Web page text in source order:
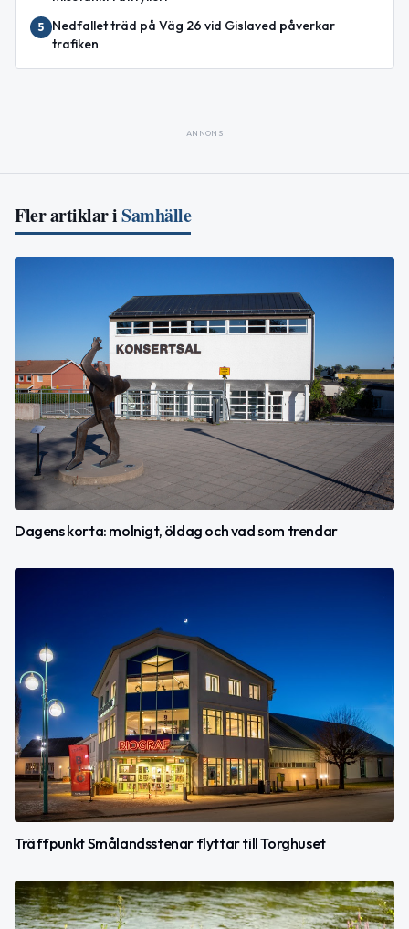
5
Nedfallet träd på Väg 26 vid Gislaved påverkar
trafiken
ANNONS
Fler artiklar iSamhälle
Dagens korta: molnigt, öldag och vad som trendar
Träffpunkt Smålandsstenar flyttar till Torghuset